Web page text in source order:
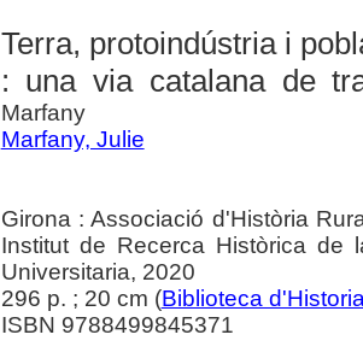
Terra, protoindústria i
: una via catalana de
Marfany
Marfany, Julie
Girona : Associació d'Història
Institut de Recerca Històrica de
Universitaria, 2020
296 p. ; 20 cm (Biblioteca
ISBN 9788499845371